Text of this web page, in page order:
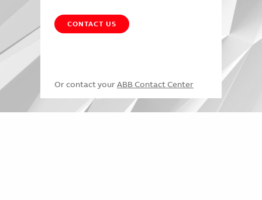
CONTACT US
Or contact your ABB Contact Center